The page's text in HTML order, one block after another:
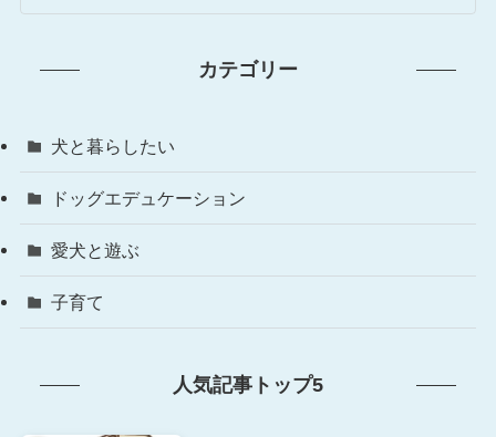
カテゴリー
犬と暮らしたい
ドッグエデュケーション
愛犬と遊ぶ
子育て
人気記事トップ5